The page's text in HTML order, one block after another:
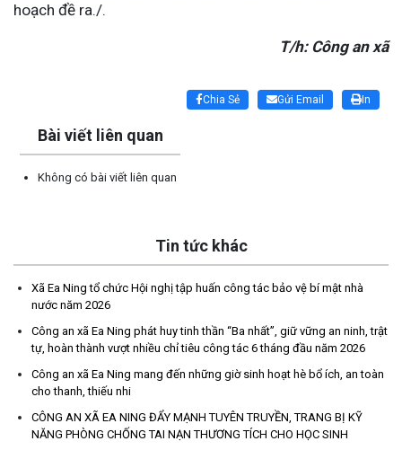
hoạch đề ra./.
T/h: Công an xã
In
Gửi Email
Chia Sẻ
Bài viết liên quan
Không có bài viết liên quan
Tin tức khác
Xã Ea Ning tổ chức Hội nghị tập huấn công tác bảo vệ bí mật nhà
nước năm 2026
Công an xã Ea Ning phát huy tinh thần “Ba nhất”, giữ vững an ninh, trật
tự, hoàn thành vượt nhiều chỉ tiêu công tác 6 tháng đầu năm 2026
Công an xã Ea Ning mang đến những giờ sinh hoạt hè bổ ích, an toàn
cho thanh, thiếu nhi
CÔNG AN XÃ EA NING ĐẨY MẠNH TUYÊN TRUYỀN, TRANG BỊ KỸ
NĂNG PHÒNG CHỐNG TAI NẠN THƯƠNG TÍCH CHO HỌC SINH
ĐẢNG ỦY – HĐND – UBND - ỦY BAN MTTQVN XÃ EA NING TỔ
(06/08/2026)
Trường cao đẳng Buôn Ma Thuột tuyển dụng Giáo viên tiếng
(05/08/2026)